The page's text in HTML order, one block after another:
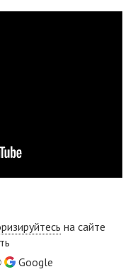
на сайте
Google